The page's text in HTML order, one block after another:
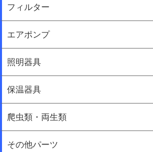
フィルター
エアポンプ
照明器具
保温器具
爬虫類・両生類
その他パーツ